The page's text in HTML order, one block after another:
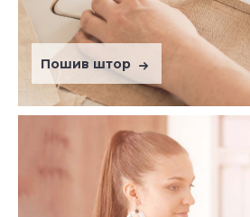
Пошив штор